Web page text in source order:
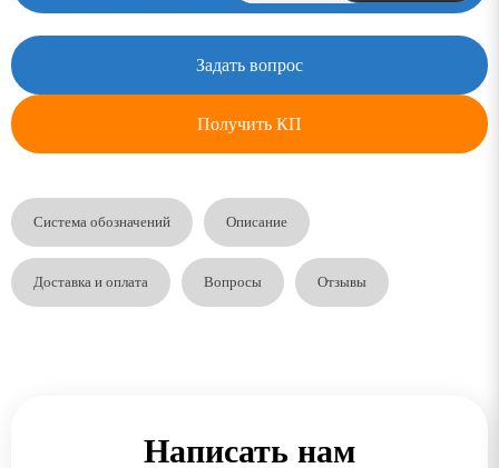
Задать вопрос
Получить КП
Система обозначений Описание
Доставка и оплата Вопросы Отзывы
Написать нам